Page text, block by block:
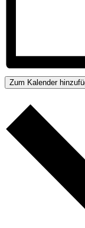
Zum Kalender